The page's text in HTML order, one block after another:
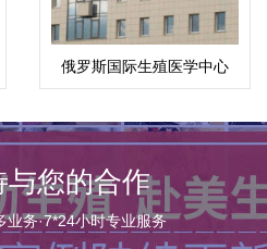
俄罗斯国际生殖医学中心
(ICRM)
与您的合作
业务·7*24小时专业服务